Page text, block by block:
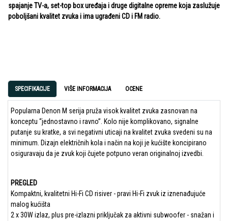
spajanje TV-a, set-top box uređaja i druge digitalne opreme koja zaslužuje
poboljšani kvalitet zvuka i ima ugrađeni CD i FM radio.
SPECIFIKACIJE VIŠE INFORMACIJA OCENE
Popularna Denon M serija pruža visok kvalitet zvuka zasnovan na
konceptu “jednostavno i ravno”. Kolo nije komplikovano, signalne
putanje su kratke, a svi negativni uticaji na kvalitet zvuka svedeni su na
minimum. Dizajn električnih kola i način na koji je kućište koncipirano
osiguravaju da je zvuk koji čujete potpuno veran originalnoj izvedbi.
PREGLED
Kompaktni, kvalitetni Hi-Fi CD risiver - pravi Hi-Fi zvuk iz iznenađujuće
malog kućišta
2 x 30W izlaz, plus pre-izlazni priključak za aktivni subwoofer - snažan i